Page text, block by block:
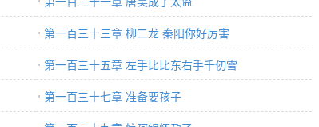
第一百三十三章 柳二龙 秦阳你好厉害
第一百三十五章 左手比比东右手千仞雪
第一百三十七章 准备要孩子